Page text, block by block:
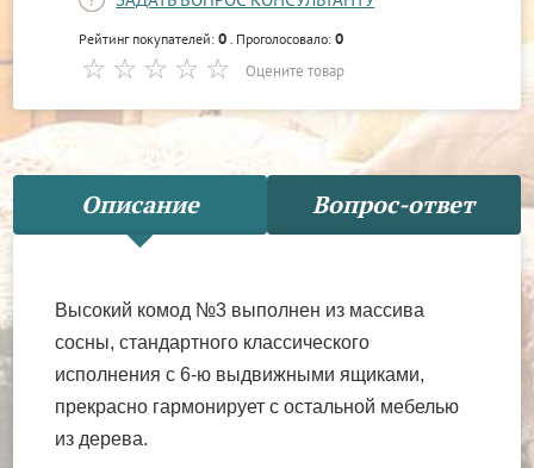
Рейтинг покупателей:0 . Проголосовало:0
Оцените товар
Описание Вопрос-ответ
Высокий комод №3 выполнен из массива
сосны, стандартного классического
исполнения с 6-ю выдвижными ящиками,
прекрасно гармонирует с остальной мебелью
из дерева.